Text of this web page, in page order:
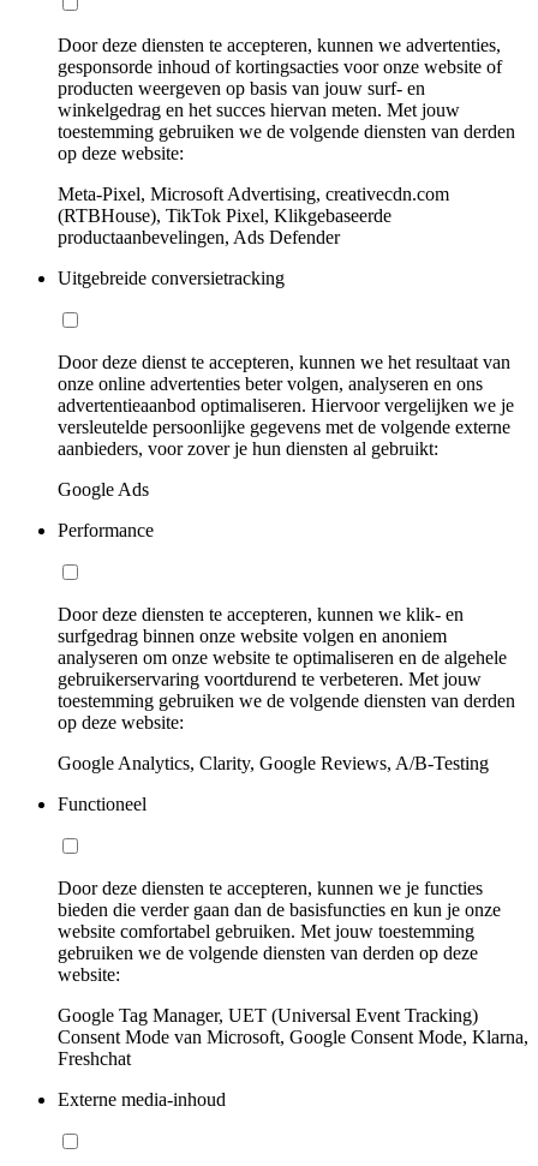
Door deze diensten te accepteren, kunnen we advertenties,
gesponsorde inhoud of kortingsacties voor onze website of
producten weergeven op basis van jouw surf- en
winkelgedrag en het succes hiervan meten. Met jouw
toestemming gebruiken we de volgende diensten van derden
op deze website:
Meta-Pixel, Microsoft Advertising, creativecdn.com
(RTBHouse), TikTok Pixel, Klikgebaseerde
productaanbevelingen, Ads Defender
Uitgebreide conversietracking
Door deze dienst te accepteren, kunnen we het resultaat van
onze online advertenties beter volgen, analyseren en ons
advertentieaanbod optimaliseren. Hiervoor vergelijken we je
versleutelde persoonlijke gegevens met de volgende externe
aanbieders, voor zover je hun diensten al gebruikt:
Google Ads
Performance
Door deze diensten te accepteren, kunnen we klik- en
surfgedrag binnen onze website volgen en anoniem
analyseren om onze website te optimaliseren en de algehele
gebruikerservaring voortdurend te verbeteren. Met jouw
toestemming gebruiken we de volgende diensten van derden
op deze website:
Google Analytics, Clarity, Google Reviews, A/B-Testing
Functioneel
Door deze diensten te accepteren, kunnen we je functies
bieden die verder gaan dan de basisfuncties en kun je onze
website comfortabel gebruiken. Met jouw toestemming
gebruiken we de volgende diensten van derden op deze
website:
Google Tag Manager, UET (Universal Event Tracking)
Consent Mode van Microsoft, Google Consent Mode, Klarna,
Freshchat
Externe media-inhoud